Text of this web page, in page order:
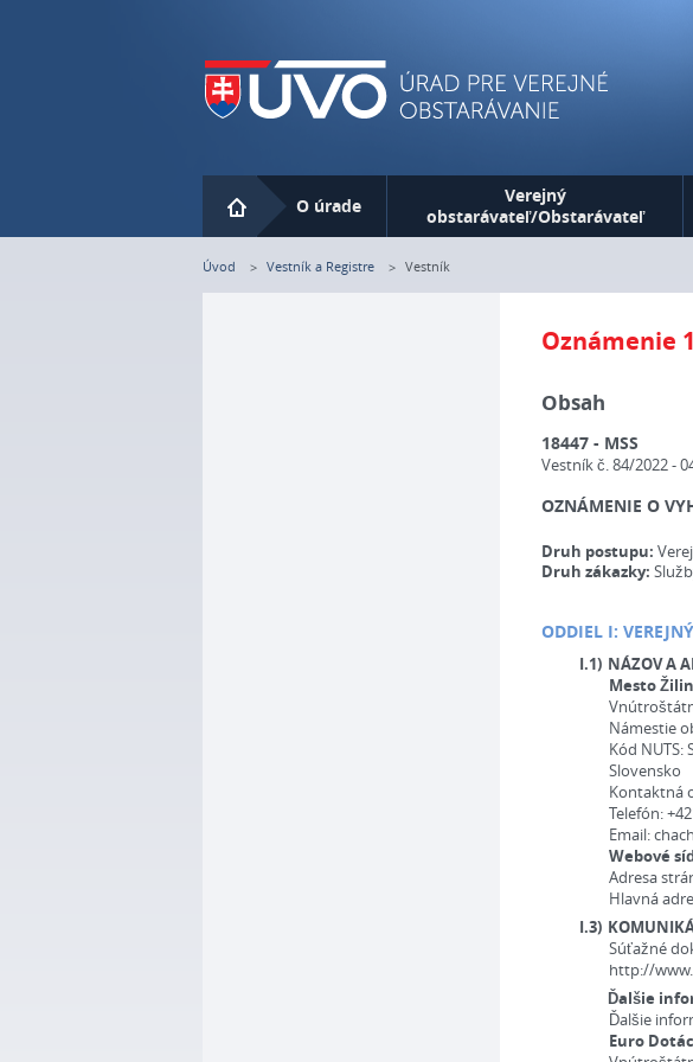
O úrade
Verejný
obstarávateľ/Obstarávateľ
Úvod Vestník a Registre Vestník
Oznámenie
Obsah
18447 - MSS
Vestník č. 84/2022 -
OZNÁMENIE O
Druh postupu:
Druh zákazky:
ODDIEL I:
I.1) NÁZOV A
Mesto
Námestie
Kód NUTS:
Slovensko
Kontaktná
Telefón:
Email:
Webové
Adresa
Hlavná
I.3)
Súťažné
http://
Ďalšie
Ďalšie
Euro